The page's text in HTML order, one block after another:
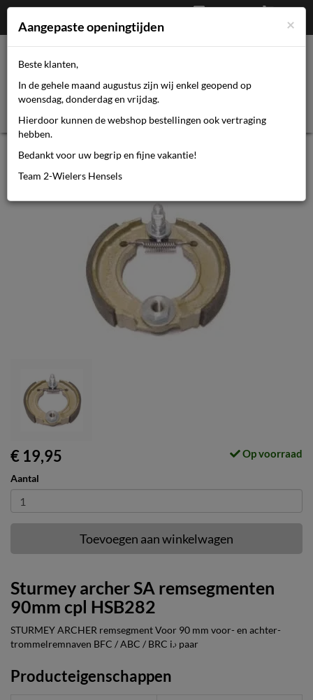
€0,00
Afrekenen
Mijn account
Sturmey archer SA remsegmenten
90mm cpl HSB282
€ 19,95 Op voorraad
Aantal
Toevoegen aan winkelwagen
Sturmey archer SA remsegmenten
90mm cpl HSB282
STURMEY ARCHER remsegment Voor 90 mm voor- en achter-
trommelremnaven BFC / ABC / BRC i.› paar
Producteigenschappen
×
Aangepaste openingtijden
Beste klanten,
In de gehele maand augustus zijn wij enkel geopend op
woensdag, donderdag en vrijdag.
Hierdoor kunnen de webshop bestellingen ook vertraging
hebben.
Bedankt voor uw begrip en fijne vakantie!
Team 2-Wielers Hensels